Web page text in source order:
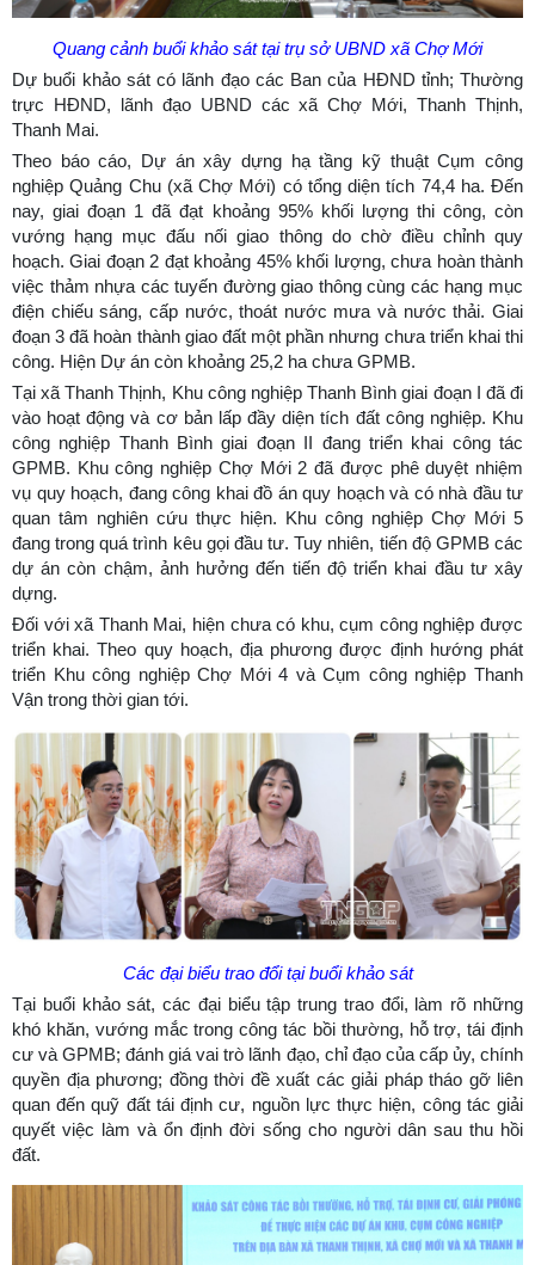
Quang cảnh buổi khảo sát tại trụ sở UBND xã Chợ Mới
Dự buổi khảo sát có lãnh đạo các Ban của HĐND tỉnh; Thường
trực HĐND, lãnh đạo UBND các xã Chợ Mới, Thanh Thịnh,
Thanh Mai.
Theo báo cáo, Dự án xây dựng hạ tầng kỹ thuật Cụm công
nghiệp Quảng Chu (xã Chợ Mới) có tổng diện tích 74,4 ha. Đến
nay, giai đoạn 1 đã đạt khoảng 95% khối lượng thi công, còn
vướng hạng mục đấu nối giao thông do chờ điều chỉnh quy
hoạch. Giai đoạn 2 đạt khoảng 45% khối lượng, chưa hoàn thành
việc thảm nhựa các tuyến đường giao thông cùng các hạng mục
điện chiếu sáng, cấp nước, thoát nước mưa và nước thải. Giai
đoạn 3 đã hoàn thành giao đất một phần nhưng chưa triển khai thi
công. Hiện Dự án còn khoảng 25,2 ha chưa GPMB.
Tại xã Thanh Thịnh, Khu công nghiệp Thanh Bình giai đoạn I đã đi
vào hoạt động và cơ bản lấp đầy diện tích đất công nghiệp. Khu
công nghiệp Thanh Bình giai đoạn II đang triển khai công tác
GPMB. Khu công nghiệp Chợ Mới 2 đã được phê duyệt nhiệm
vụ quy hoạch, đang công khai đồ án quy hoạch và có nhà đầu tư
quan tâm nghiên cứu thực hiện. Khu công nghiệp Chợ Mới 5
đang trong quá trình kêu gọi đầu tư. Tuy nhiên, tiến độ GPMB các
dự án còn chậm, ảnh hưởng đến tiến độ triển khai đầu tư xây
dựng.
Đối với xã Thanh Mai, hiện chưa có khu, cụm công nghiệp được
triển khai. Theo quy hoạch, địa phương được định hướng phát
triển Khu công nghiệp Chợ Mới 4 và Cụm công nghiệp Thanh
Vận trong thời gian tới.
Các đại biểu trao đổi tại buổi khảo sát
Tại buổi khảo sát, các đại biểu tập trung trao đổi, làm rõ những
khó khăn, vướng mắc trong công tác bồi thường, hỗ trợ, tái định
cư và GPMB; đánh giá vai trò lãnh đạo, chỉ đạo của cấp ủy, chính
quyền địa phương; đồng thời đề xuất các giải pháp tháo gỡ liên
quan đến quỹ đất tái định cư, nguồn lực thực hiện, công tác giải
quyết việc làm và ổn định đời sống cho người dân sau thu hồi
đất.